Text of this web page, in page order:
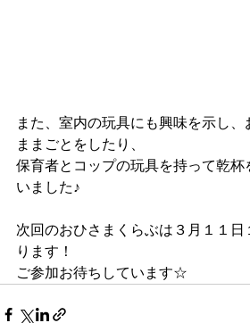
また、室内の玩具にも興味を示し
ままごとをしたり、
保育者とコップの玩具を持って乾杯
いました♪
次回のおひさまくらぶは３月１１
ります！
ご参加お待ちしています☆